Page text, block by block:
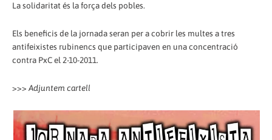
La solidaritat és la força dels pobles.
Els beneficis de la jornada seran per a cobrir les multes a tres
antifeixistes rubinencs que participaven en una concentració
contra PxC el 2-10-2011.
>>> Adjuntem cartell